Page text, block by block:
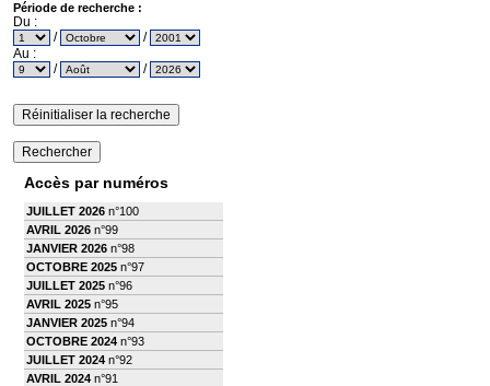
Période de recherche :
Du :
/
/
Au :
/
/
Accès par numéros
JUILLET 2026 n°100
AVRIL 2026 n°99
JANVIER 2026 n°98
OCTOBRE 2025 n°97
JUILLET 2025 n°96
AVRIL 2025 n°95
JANVIER 2025 n°94
OCTOBRE 2024 n°93
JUILLET 2024 n°92
AVRIL 2024 n°91